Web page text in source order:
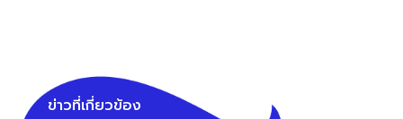
ข่าวที่เกี่ยวข้อง